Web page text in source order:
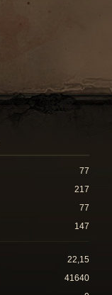
77
217
77
147
22,15
41640